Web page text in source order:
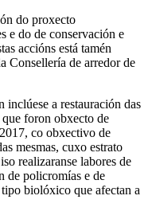
do proxecto
e do de conservación e
accións está tamén
Consellería de arredor de
inclúese a restauración das
foron obxecto de
co obxectivo de
mesmas, cuxo estrato
realizaranse labores de
de policromías e de
biolóxico que afectan a